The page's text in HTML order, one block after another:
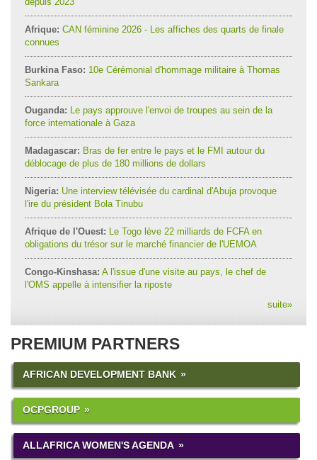
Afrique: CAN féminine 2026 - Les affiches des quarts de finale
connues
Burkina Faso: 10e Cérémonial d'hommage militaire à Thomas
Sankara
Ouganda: Le pays approuve l'envoi de troupes au sein de la
force internationale à Gaza
Madagascar: Bras de fer entre le pays et le FMI autour du
déblocage de plus de 180 millions de dollars
Nigeria: Une interview télévisée du cardinal d'Abuja provoque
l'ire du président Bola Tinubu
Afrique de l'Ouest: Le Togo lève 22 milliards de FCFA en
obligations du trésor sur le marché financier de l'UEMOA
Congo-Kinshasa: A l'issue d'une visite au pays, le chef de
l'OMS appelle à intensifier la riposte
suite»
PREMIUM PARTNERS
AFRICAN DEVELOPMENT BANK
OCPGROUP
ALLAFRICA WOMEN'S AGENDA